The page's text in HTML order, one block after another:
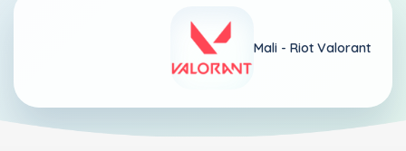
Mali - Riot Valorant